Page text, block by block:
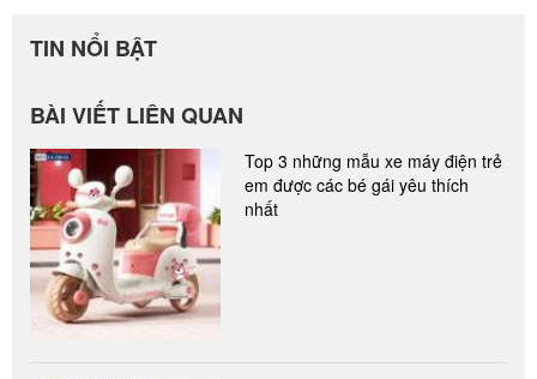
TIN NỔI BẬT
BÀI VIẾT LIÊN QUAN
Top 3 những mẫu xe máy điện trẻ
em được các bé gái yêu thích
nhất